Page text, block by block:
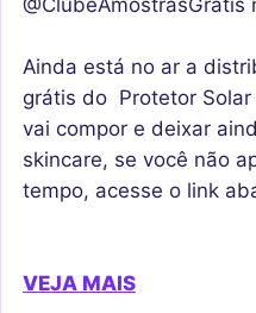
@ClubeAmostrasGratis
Ainda está no ar a
grátis do Protetor Solar
vai compor e deixar
skincare, se você não
tempo, acesse o link
VEJA MAIS